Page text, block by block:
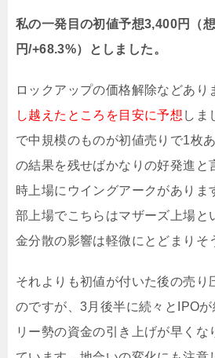
私の一発目の初値予想3,400円（
円/+68.3%）としました。
ロックアップの価格解除などあり
し越えたところを目安に予想 しま
で中規模のものが初値売りで1枚
の結果を残せばかなりの好発進と
時上場にウイングアークがありま
部上場でこちらはマザーズ上場と
金分散の影響は軽微にとどまりそ
それよりも初値が付いた後の売り
のですが、3月後半に続々とIPO
リー勢の資金の引き上げが早くな